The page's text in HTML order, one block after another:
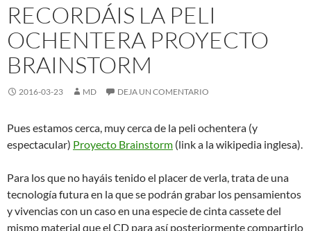
RECORDÁIS LA PELI
OCHENTERA PROYECTO
BRAINSTORM
2016-03-23 MD DEJA UN COMENTARIO
Pues estamos cerca, muy cerca de la peli ochentera (y
espectacular) Proyecto Brainstorm (link a la wikipedia inglesa).
Para los que no hayáis tenido el placer de verla, trata de una
tecnología futura en la que se podrán grabar los pensamientos
y vivencias con un caso en una especie de cinta cassete del
mismo material que el CD para así posteriormente compartirlo